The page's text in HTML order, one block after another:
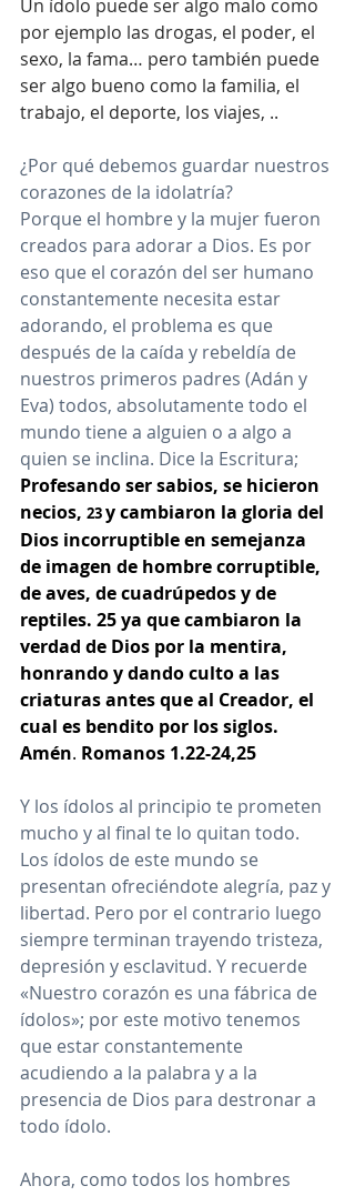
Un ídolo puede ser algo malo como
por ejemplo las drogas, el poder, el
sexo, la fama… pero también puede
ser algo bueno como la familia, el
trabajo, el deporte, los viajes, ..
¿Por qué debemos guardar nuestros
corazones de la idolatría?
Porque el hombre y la mujer fueron
creados para adorar a Dios. Es por
eso que el corazón del ser humano
constantemente necesita estar
adorando, el problema es que
después de la caída y rebeldía de
nuestros primeros padres (Adán y
Eva) todos, absolutamente todo el
mundo tiene a alguien o a algo a
quien se inclina. Dice la Escritura;
Profesando ser sabios, se hicieron
necios, 23 y cambiaron la gloria del
Dios incorruptible en semejanza
de imagen de hombre corruptible,
de aves, de cuadrúpedos y de
reptiles. 25 ya que cambiaron la
verdad de Dios por la mentira,
honrando y dando culto a las
criaturas antes que al Creador, el
cual es bendito por los siglos.
Amén. Romanos 1.22-24,25
Y los ídolos al principio te prometen
mucho y al final te lo quitan todo.
Los ídolos de este mundo se
presentan ofreciéndote alegría, paz y
libertad. Pero por el contrario luego
siempre terminan trayendo tristeza,
depresión y esclavitud. Y recuerde
«Nuestro corazón es una fábrica de
ídolos»; por este motivo tenemos
que estar constantemente
acudiendo a la palabra y a la
presencia de Dios para destronar a
todo ídolo.
Ahora, como todos los hombres